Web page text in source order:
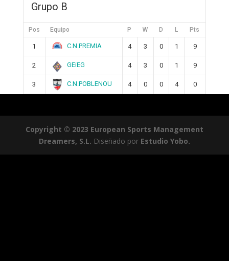
Grupo B
Pos Equipo P W D L Pts
1 C.N.PREMIA 4 3 0 1 9
2 GEiEG 4 3 0 1 9
3 C.N.POBLENOU 4 0 0 4 0
Copyright © 2023 European Sports Management
Dreamers, S.L. Diseñado por Estudio Yobo.